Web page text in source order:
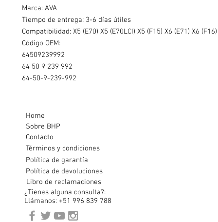
Marca: AVA
Tiempo de entrega: 3-6 días útiles
Compatibilidad: X5 (E70) X5 (E70LCI) X5 (F15) X6 (E71) X6 (F16)
Código OEM:
64509239992
64 50 9 239 992
64-50-9-239-992
Home
Sobre BHP
Contacto
Términos y condiciones
Política de garantía
Política de devoluciones
Libro de reclamaciones
¿Tienes alguna consulta?:
Llámanos: +51 996 839 788